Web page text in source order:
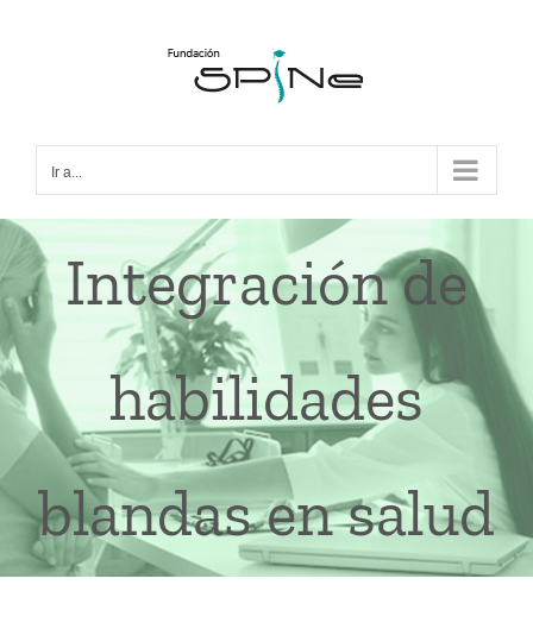
Ir a...
Integración de
habilidades
blandas en salud